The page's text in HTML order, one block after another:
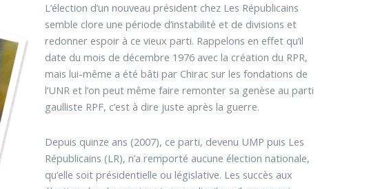
L’élection d’un nouveau président chez Les Républicains
semble clore une période d’instabilité et de divisions et
redonner espoir à ce vieux parti. Rappelons en effet qu’il
date du mois de décembre 1976 avec la création du RPR,
mais lui-même a été bâti par Chirac sur les fondations de
l’UNR et l’on peut même faire remonter sa genèse au parti
gaulliste RPF, c’est à dire juste après la guerre.
Depuis quinze ans (2007), ce parti, devenu UMP puis Les
Républicains (LR), n’a remporté aucune élection nationale,
qu’elle soit présidentielle ou législative. Les succès aux